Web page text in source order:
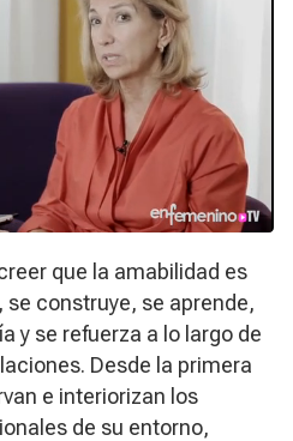
que la amabilidad es
se construye, se aprende,
y se refuerza a lo largo de
Desde la primera
e interiorizan los
de su entorno,